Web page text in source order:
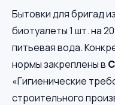
Бытовки для бригад
биотуалеты 1 шт. на
питьевая вода.
нормы закреплены в
«Гигиенические
строительного